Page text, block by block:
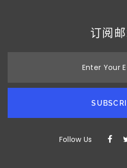
订阅
Enter Your
Follow Us